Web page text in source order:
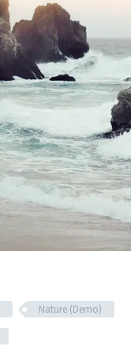
Nature (Demo)